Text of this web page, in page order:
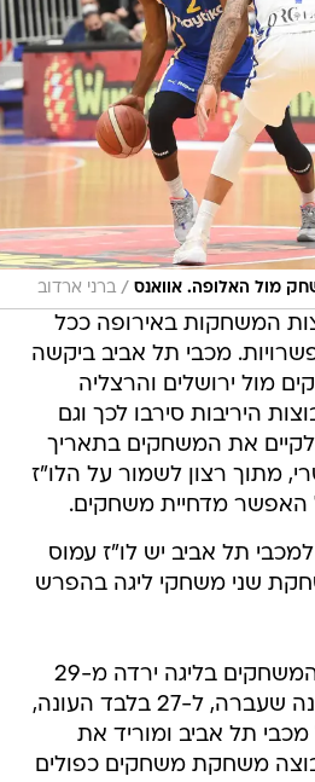
מול האלופה. אוואנס / ברני ארדוב
המשחקות באירופה ככל
מכבי תל אביב ביקשה
מול ירושלים והרצליה
היריבות סירבו לכך וגם
את המשחקים בתאריך
מתוך רצון לשמור על הלו"ז
האפשר מדחיית משחקים.
תל אביב יש לו"ז עמוס
שני משחקי ליגה בהפרש
"חשוב לזכור שכמות המשחקים בליגה ירדה מ-29
משחקים לקבוצה בעונה שעברה, ל-27 בלבד העונה,
תל אביב ומוריד את
משחקת משחקים כפולים